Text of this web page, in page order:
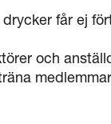
får ej
och